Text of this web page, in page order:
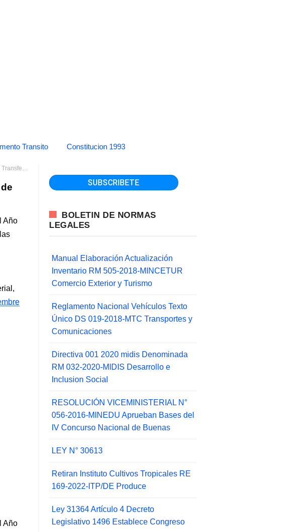
Transito Constitucion 1993
del Sector
Año
Año
BOLETIN DE NORMAS
LEGALES
Manual Elaboración Actualización
Inventario RM 505-2018-MINCETUR
Comercio Exterior y Turismo
Reglamento Nacional Vehículos Texto
Único DS 019-2018-MTC Transportes y
Comunicaciones
Directiva 001 2020 midis Denominada
RM 032-2020-MIDIS Desarrollo e
Inclusion Social
RESOLUCIÓN VICEMINISTERIAL N°
056-2016-MINEDU Aprueban Bases del
IV Concurso Nacional de Buenas
LEY N° 30613
Retiran Instituto Cultivos Tropicales RE
169-2022-ITP/DE Produce
Ley 31364 Artículo 4 Decreto
Legislativo 1496 Establece Congreso